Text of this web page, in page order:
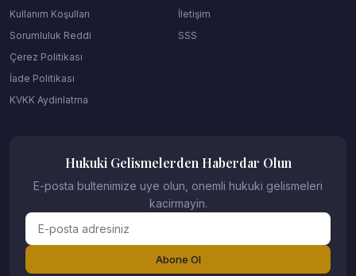
Kullanım Koşulları
Sorumluluk Reddi
Çerez Politikası
İade Politikası
KVKK Aydinlatma
İletişim
SSS
Hukuki Gelismelerden Haberdar Olun
E-posta bultenimize uye olun, onemli hukuki gelismeleri
kacirmayin.
Abone Ol